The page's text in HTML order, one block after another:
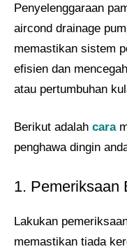
Penyelenggaraan
aircond drainage
memastikan sistem
efisien dan
atau pertumbuhan
Berikut adalah cara
penghawa dingin
1. Pemeriksaan
Lakukan
memastikan tiada